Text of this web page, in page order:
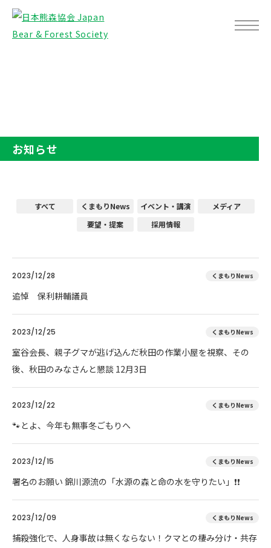
お知らせ
すべて くまもりNews イベント・講演
メディア
要望・提案
採用情報
2023/12/28 くまもりNews
追悼 保利耕輔議員
2023/12/25 くまもりNews
室谷会長、親子グマが逃げ込んだ秋田の作業小屋を視察、その
後、秋田のみなさんと懇談 12月3日
2023/12/22 くまもりNews
🐾とよ、今年も無事冬ごもりへ
2023/12/15 くまもりNews
署名のお願い 錦川源流の「水源の森と命の水を守りたい」❗❗
2023/12/09 くまもりNews
捕殺強化で、人身事故は無くならない！クマとの棲み分け・共存